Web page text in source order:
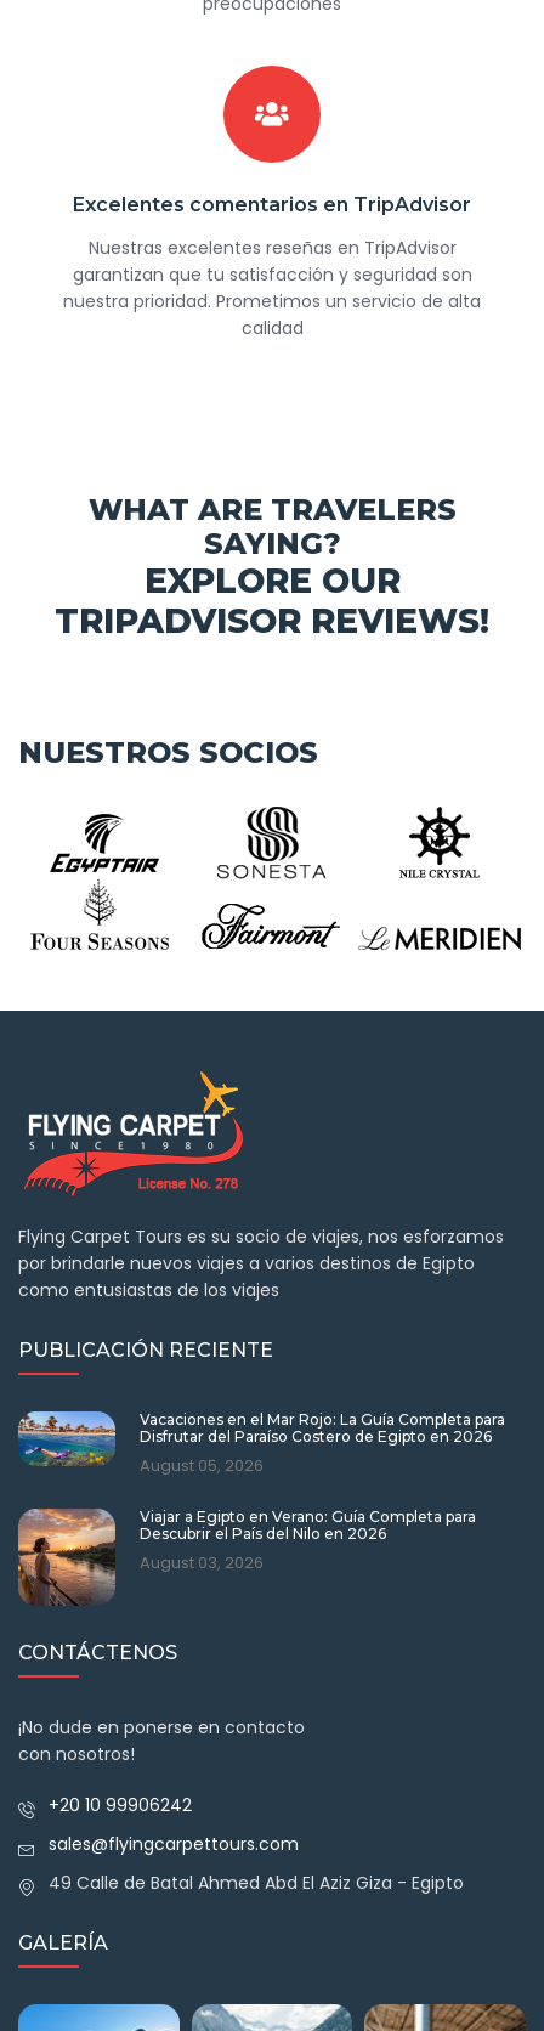
Excelentes comentarios en TripAdvisor
Nuestras excelentes reseñas en TripAdvisor
garantizan que tu satisfacción y seguridad son
nuestra prioridad. Prometimos un servicio de alta
calidad
WHAT ARE TRAVELERS
SAYING?
EXPLORE OUR
TRIPADVISOR REVIEWS!
NUESTROS SOCIOS
Flying Carpet Tours es su socio de viajes, nos esforzamos
por brindarle nuevos viajes a varios destinos de Egipto
como entusiastas de los viajes
PUBLICACIÓN RECIENTE
Vacaciones en el Mar Rojo: La Guía Completa para
Disfrutar del Paraíso Costero de Egipto en 2026
August 05, 2026
Viajar a Egipto en Verano: Guía Completa para
Descubrir el País del Nilo en 2026
August 03, 2026
CONTÁCTENOS
¡No dude en ponerse en contacto
con nosotros!
+20 10 99906242
sales@flyingcarpettours.com
49 Calle de Batal Ahmed Abd El Aziz Giza - Egipto
GALERÍA